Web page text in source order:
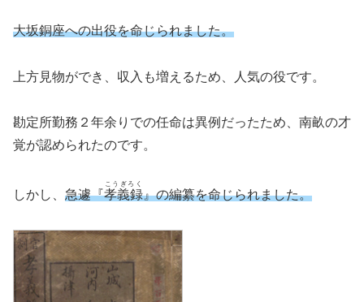
大坂銅座への出役を命じられました。
上方見物ができ、収入も増えるため、人気の役です。
勘定所勤務２年余りでの任命は異例だったため、南畝の才
覚が認められたのです。
しかし、 急遽『孝義録
こうぎろく
』の編纂を命じられました。